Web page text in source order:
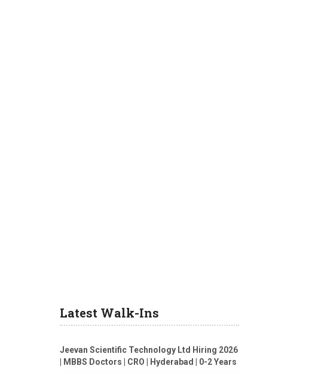
Latest Walk-Ins
Jeevan Scientific Technology Ltd Hiring 2026
| MBBS Doctors | CRO | Hyderabad | 0-2 Years